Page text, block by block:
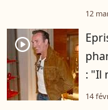
12
player2
: "Il
14